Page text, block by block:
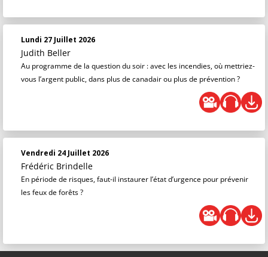
Lundi 27 Juillet 2026
Judith Beller
Au programme de la question du soir : avec les incendies, où mettriez-
vous l’argent public, dans plus de canadair ou plus de prévention ?
Vendredi 24 Juillet 2026
Frédéric Brindelle
En période de risques, faut-il instaurer l’état d’urgence pour prévenir
les feux de forêts ?